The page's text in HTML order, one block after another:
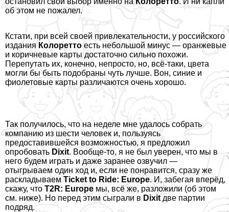
об этом не пожалел.
Кстати, при всей своей привлекательности, у российского
издания Колоретто есть небольшой минус — оранжевые
и коричневые карты достаточно сильно похожи.
Перепутать их, конечно, непросто, но, всё-таки, цвета
могли бы быть подобраны чуть лучше. Вон, синие и
фиолетовые карты различаются очень хорошо.
Так получилось, что на неделе мне удалось собрать
компанию из шести человек и, пользуясь
предоставившейся возможностью, я предложил
опробовать Dixit. Вообще-то, я не был уверен, что мы в
него будем играть и даже заранее озвучил —
отыгрываем один ход и, если не понравится, сразу же
раскладываемTicket to Ride: Europe. И, забегая вперёд,
скажу, что T2R: Europe мы, всё же, разложили (об этом
см. ниже). Но перед этим сыграли в Dixit две партии
подряд.